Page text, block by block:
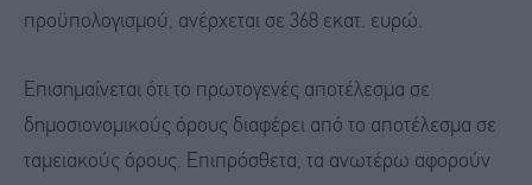
προϋπολογισμού, ανέρχεται σε 368 εκατ. ευρώ.
Επισημαίνεται ότι το πρωτογενές αποτέλεσμα σε
δημοσιονομικούς όρους διαφέρει από το αποτέλεσμα σε
ταμειακούς όρους. Επιπρόσθετα, τα ανωτέρω αφορούν